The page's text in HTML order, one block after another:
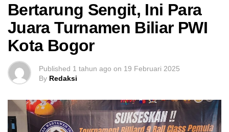
Bertarung Sengit, Ini Para
Juara Turnamen Biliar PWI
Kota Bogor
Published 1 tahun ago on 19 Februari 2025
By Redaksi